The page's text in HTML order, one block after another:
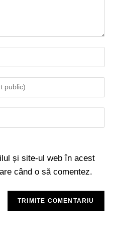
și site-ul web în acest
când o să comentez.